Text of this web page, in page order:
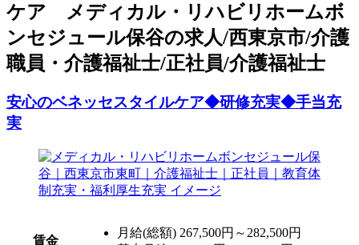
ケア メディカル・リハビリホームボ
ンセジュール保谷の求人/西東京市/介護
職員・介護福祉士/正社員/介護福祉士
安心のベネッセスタイルケア◆研修充実◆手当充
実
賃金
月給(総額) 267,500円～282,500円